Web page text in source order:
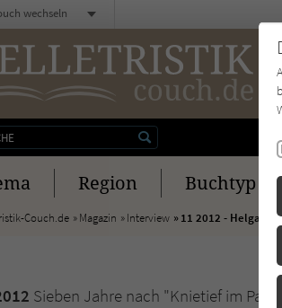
Region Buchtyp
wechseln
Couch.de Magazin Interview 11 2012 - Helga
Sieben Jahre nach "Knietief im